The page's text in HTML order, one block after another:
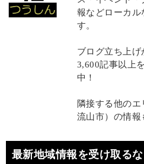
報などローカル
す。
ブログ立ち上
3,600記事以上
中！
隣接する他のエ
流山市）の情報
最新地域情報を受け取る